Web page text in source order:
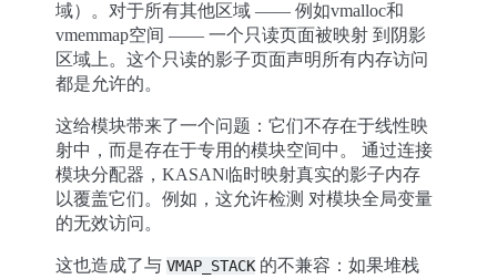
域）。对于所有其他区域 —— 例如vmalloc和
vmemmap空间 —— 一个只读页面被映射 到阴影
区域上。这个只读的影子页面声明所有内存访问
都是允许的。
这给模块带来了一个问题：它们不存在于线性映
射中，而是存在于专用的模块空间中。 通过连接
模块分配器，KASAN临时映射真实的影子内存
以覆盖它们。例如，这允许检测 对模块全局变量
的无效访问。
这也造成了与 VMAP_STACK 的不兼容：如果堆栈